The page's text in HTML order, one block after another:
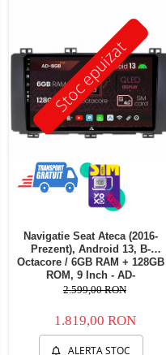
Telefoane mobile Ulefone
Telefoane mobile Unihertz
Telefoane mobile Cubot
Telefoane mobile Blackview
Telefoane mobile OSCAL
Telefoane mobile Fossibot
Telefoane mobile Samsung
Telefoane mobile iSEN
Telefoane mobile HUAWEI
Telefoane mobile iHunt
Telefoane mobile Xiaomi
Telefoane mobile Realme
Telefoane mobile ZTE Nubia
Stoc epuizat
Navigatie Seat Ateca (2016-
Prezent), Android 13, B-
Octacore / 6GB RAM + 128GB
ROM, 9 Inch - AD-
BGB9006+AD-BGRKIT045V2
2.599,00 RON
1.819,00 RON
ALERTA STOC